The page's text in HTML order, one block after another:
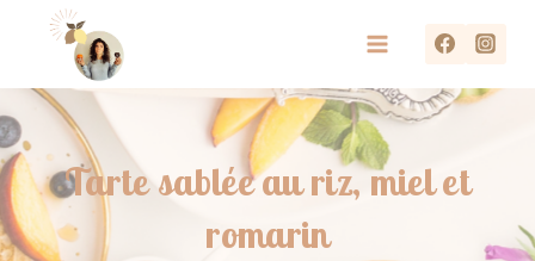
contenu
Tarte sablée au riz, miel et
romarin